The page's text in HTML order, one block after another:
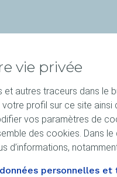
vie privée
autres traceurs dans le
profil sur ce site
vos paramètres de
des cookies. Dans
d’informations,
personnelles et